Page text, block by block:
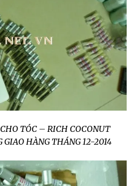
TÓC – RICH COCONUT
HÀNG THÁNG 12-2014